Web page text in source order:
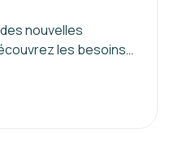
nouvelles
les besoins